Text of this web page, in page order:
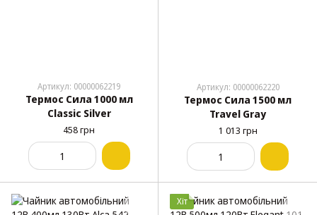
Артикул: 00000062219
Термос Сила 1000 мл
Classic Silver
458 грн
Артикул: 00000062220
Термос Сила 1500 мл
Travel Gray
1 013 грн
Хіт